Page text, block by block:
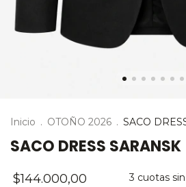
Inicio . OTOÑO 2026 . SACO
SACO DRESS SARANSK
$144.000,00 3 cuotas